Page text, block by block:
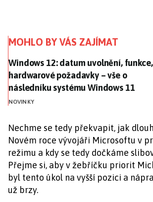
MOHLO BY VÁS ZAJÍMAT
Windows 12: datum uvolnění,
Windows 12: datum uvolnění, funkce,
hardwarové požadavky – vše o
následníku systému Windows 11
NOVINKY
Nechme se tedy překvapit, jak
Novém roce vývojáři Microsoftu v
režimu a kdy se tedy dočkáme
Přejme si, aby v žebříčku priorit
byl tento úkol na vyšší pozici a
už brzy.